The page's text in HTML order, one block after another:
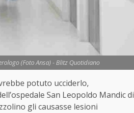
(Foto Ansa) - Blitz Quotidiano
potuto ucciderlo,
San Leopoldo Mandic di
gli causasse lesioni